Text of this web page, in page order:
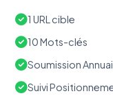
1 URL cible
10 Mots-clés
Soumission
Suivi